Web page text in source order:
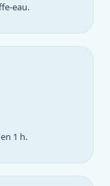
eau.
1 h.